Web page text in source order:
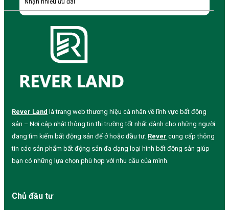
Nhận nhiều ưu đãi
Rever Land là trang web thương hiệu cá nhân về lĩnh vực bất động
sản – Nơi cập nhật thông tin thị trường tốt nhất dành cho những người
đang tìm kiếm bất động sản để ở hoặc đầu tư. Rever cung cấp thông
tin các sản phẩm bất động sản đa dạng loại hình bất động sản giúp
bạn có những lựa chọn phù hợp với nhu cầu của mình.
Chủ đầu tư